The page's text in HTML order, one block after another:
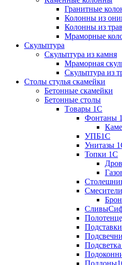
Гранитные
Колонны из
Колонны из
Мраморные
Скульптура
Скульптура из камня
Мраморная
Скульптура из
Столы стулья скамейки
Бетонные скамейки
Бетонные столы
Tовары 1C
Фонтаны
УПБ1С
Унитазы
Топки 1С